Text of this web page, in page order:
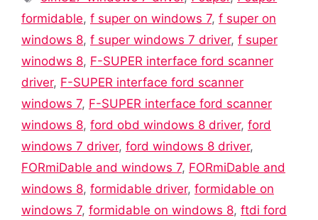
formidable, f super on windows 7, f super on
windows 8, f super windows 7 driver, f super
winodws 8, F-SUPER interface ford scanner
driver, F-SUPER interface ford scanner
windows 7, F-SUPER interface ford scanner
windows 8, ford obd windows 8 driver, ford
windows 7 driver, ford windows 8 driver,
FORmiDable and windows 7, FORmiDable and
windows 8, formidable driver, formidable on
windows 7, formidable on windows 8, ftdi ford